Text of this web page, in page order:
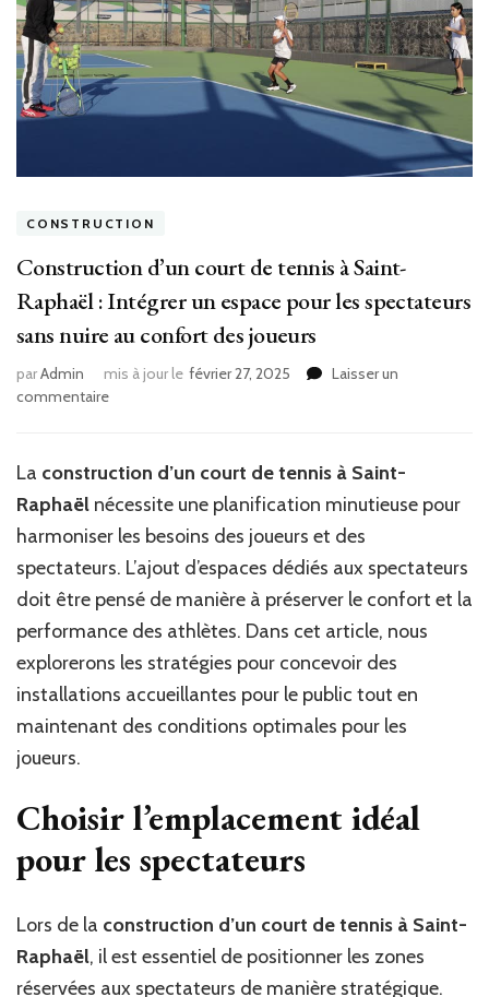
CONSTRUCTION
Construction d’un court de tennis à Saint-
Raphaël : Intégrer un espace pour les spectateurs
sans nuire au confort des joueurs
parAdmin mis à jour le février 27, 2025
Laisser un
commentairesur
court
tennis
à
Saint-
Raphaël
:
Intégrer
espace
pour
les
spectateurs
confort
des
joueurs
La construction d’un court de tennis à Saint-
Raphaël nécessite une planification minutieuse pour
harmoniser les besoins des joueurs et des
spectateurs. L’ajout d’espaces dédiés aux spectateurs
doit être pensé de manière à préserver le confort et la
performance des athlètes. Dans cet article, nous
explorerons les stratégies pour concevoir des
installations accueillantes pour le public tout en
maintenant des conditions optimales pour les
joueurs.
Choisir l’emplacement idéal
pour les spectateurs
Lors de la construction d’un court de tennis à Saint-
Raphaël, il est essentiel de positionner les zones
réservées aux spectateurs de manière stratégique.